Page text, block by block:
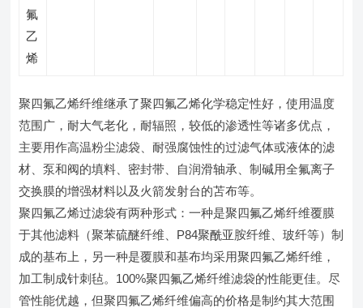
氟
乙
烯
聚四氟乙烯纤维继承了聚四氟乙烯化学稳定性好，使用温度
范围广，耐大气老化，耐辐照，较低的渗透性等诸多优点，
主要用作高温粉尘滤袋、耐强腐蚀性的过滤气体或液体的滤
材、泵和阀的填料、密封带、自润滑轴承、制碱用全氟离子
交换膜的增强材料以及火箭发射台的苫布等。
聚四氟乙烯过滤袋有两种形式：一种是聚四氟乙烯纤维覆膜
于其他滤料（聚苯硫醚纤维、P84聚酰亚胺纤维、玻纤等）制
成的基布上，另一种是覆膜和基布均采用聚四氟乙烯纤维，
加工制成针刺毡。100%聚四氟乙烯纤维滤袋的性能更佳。尽
管性能优越，但聚四氟乙烯纤维偏高的价格是制约其大范围